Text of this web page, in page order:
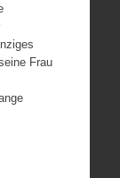
Frau